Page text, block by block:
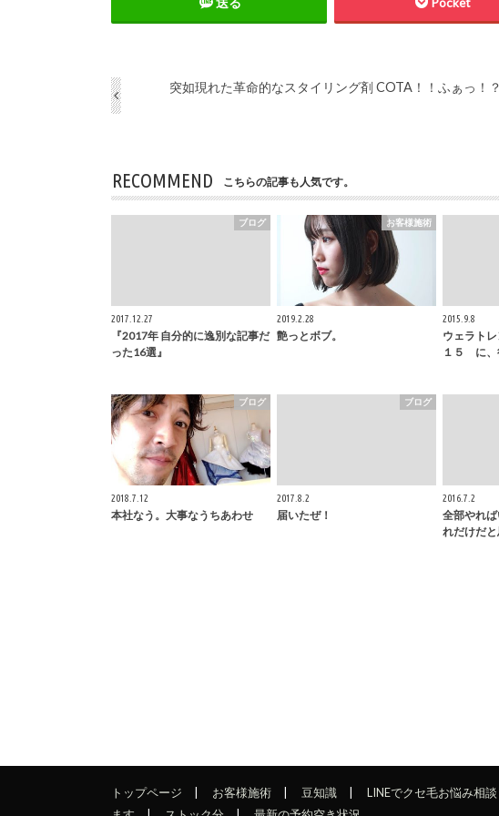
突如現れた革命的なスタイリング剤 COTA！！ふぁっ！？
RECOMMEND こちらの記事も人気です。
ブログ
2017.12.27
『2017年 自分的に逸別な記事だ
った16選』
お客様施術
2019.2.28
艶っとボブ。
2015.9.8
ウェラト
１５ に、
ブログ
2018.7.12
本社なう。大事なうちあわせ
ブログ
2017.8.2
届いたぜ！
2016.7.2
全部やれ
れだけだと
トップページ お客様施術 豆知識 LINEでクセ毛お悩み相談